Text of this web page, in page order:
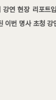
강연 현장 리포트
이번 명사 초청